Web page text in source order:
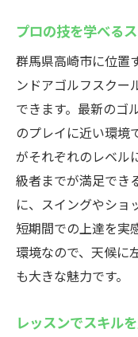
プロの技を学べる
群馬県高崎市に位置
ンドアゴルフスクー
できます。最新のゴ
のプレイに近い環境
がそれぞれのレベル
級者までが満足でき
に、スイングやショ
短期間での上達を実
環境なので、天候に
も大きな魅力です。
レッスンでスキル